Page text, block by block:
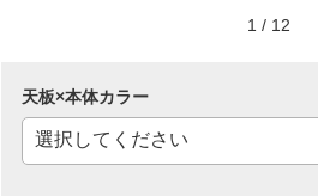
1 / 12
天板×本体カラー